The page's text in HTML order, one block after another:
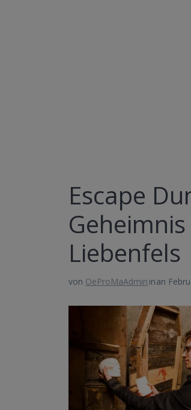
Escape
Liebenfels
von OeProMaAdmin inan